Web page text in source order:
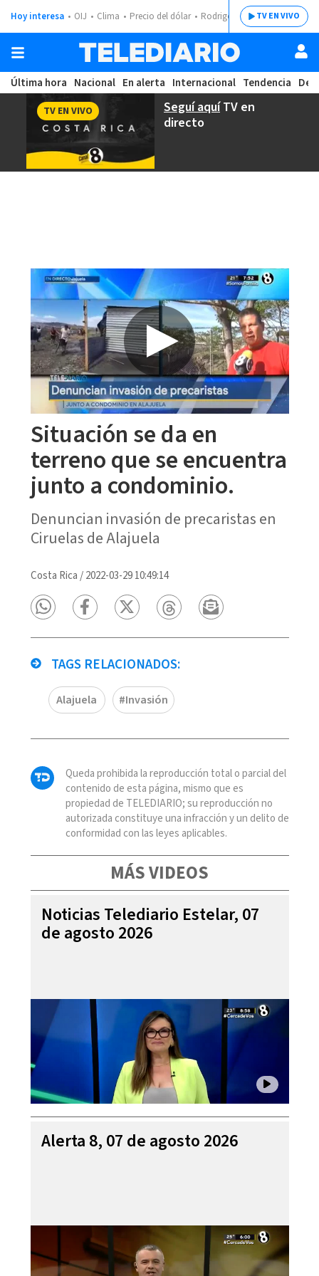
Hoy interesa OIJ Clima Precio del dólar Rodrigo ChavesTV EN VIVO
Última hora Nacional En alerta Internacional Tendencia
Seguí aquíTV en
directo
TV EN VIVO
Situación se da en
terreno que se encuentra
junto a condominio.
Denuncian invasión de precaristas en
Ciruelas de Alajuela
Costa Rica /2022-03-29 10:49:14
TAGS RELACIONADOS:
Alajuela #Invasión
Queda prohibida la reproducción total o parcial del
contenido de esta página, mismo que es
propiedad de TELEDIARIO; su reproducción no
autorizada constituye una infracción y un delito de
conformidad con las leyes aplicables.
MÁS VIDEOS
Noticias Telediario Estelar, 07
de agosto 2026
Alerta 8, 07 de agosto 2026